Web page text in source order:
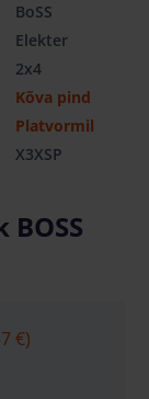
BoSS
Elekter
2x4
Kõva pind
Platvormil
X3XSP
€)